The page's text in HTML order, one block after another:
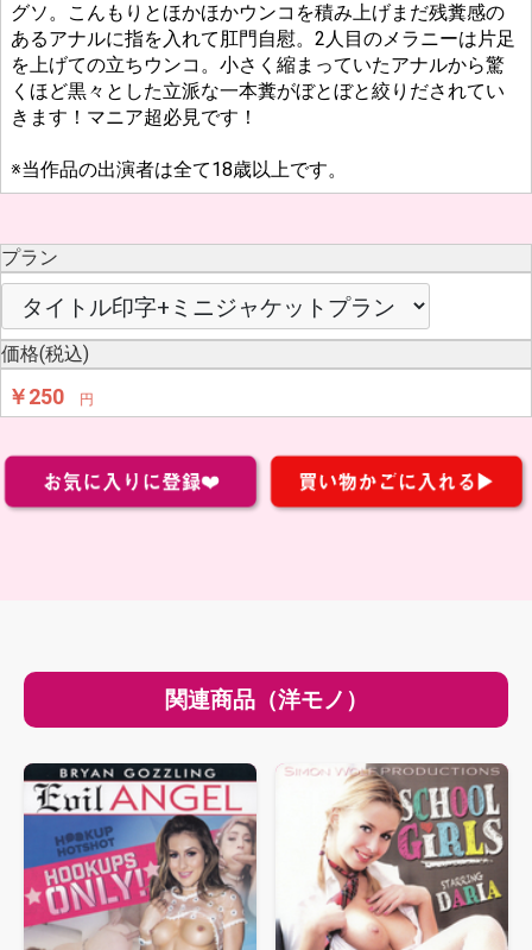
グソ。こんもりとほかほかウンコを積み上げまだ残糞感の
あるアナルに指を入れて肛門自慰。2人目のメラニーは片足
を上げての立ちウンコ。小さく縮まっていたアナルから驚
くほど黒々とした立派な一本糞がぼとぼと絞りだされてい
きます！マニア超必見です！
※当作品の出演者は全て18歳以上です。
プラン
価格(税込)
￥250 円
関連商品（洋モノ）